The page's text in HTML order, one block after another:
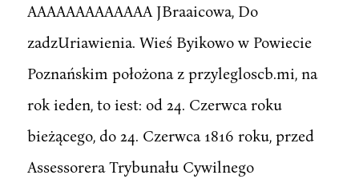
AAAAAAAAAAAAA JBraaicowa, Do
zadzUriawienia. Wieś Byikowo w Powiecie
Poznańskim położona z przylegloscb.mi, na
rok ieden, to iest: od 24. Czerwca roku
bieżącego, do 24. Czerwca 1816 roku, przed
Assessorera Trybunału Cywilnego